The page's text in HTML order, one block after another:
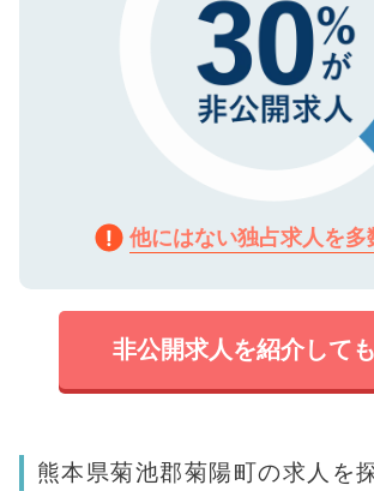
他にはない独占求人を多
非公開求人を紹介して
熊本県菊池郡菊陽町の求人を